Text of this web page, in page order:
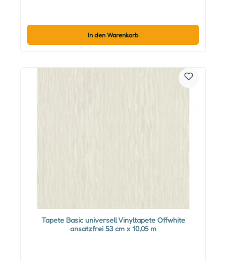
In den Warenkorb
Tapete Basic universell Vinyltapete Offwhite
ansatzfrei 53 cm x 10,05 m